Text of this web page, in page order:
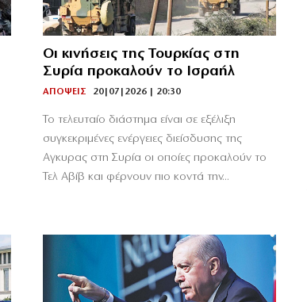
Οι κινήσεις της Τουρκίας στη
Συρία προκαλούν το Ισραήλ
ΑΠΟΨΕΙΣ 20|07|2026 | 20:30
Το τελευταίο διάστημα είναι σε εξέλιξη
συγκεκριμένες ενέργειες διείσδυσης της
Αγκυρας στη Συρία οι οποίες προκαλούν το
Τελ Αβίβ και φέρνουν πιο κοντά την...